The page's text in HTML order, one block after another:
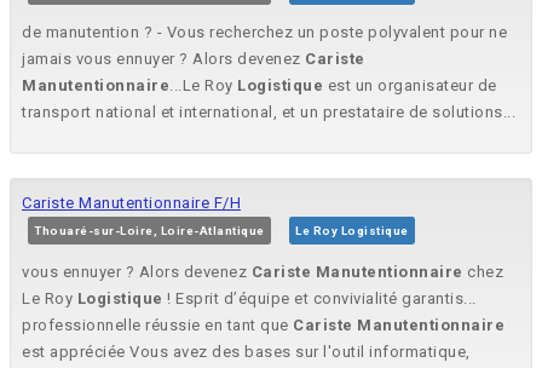
de manutention ? - Vous recherchez un poste polyvalent pour ne
jamais vous ennuyer ? Alors devenez Cariste
Manutentionnaire...Le Roy Logistique est un organisateur de
transport national et international, et un prestataire de solutions...
Cariste Manutentionnaire F/H
Thouaré-sur-Loire, Loire-Atlantique Le Roy Logistique
vous ennuyer ? Alors devenez Cariste Manutentionnaire chez
Le Roy Logistique ! Esprit d’équipe et convivialité garantis...
professionnelle réussie en tant que Cariste Manutentionnaire
est appréciée Vous avez des bases sur l'outil informatique,